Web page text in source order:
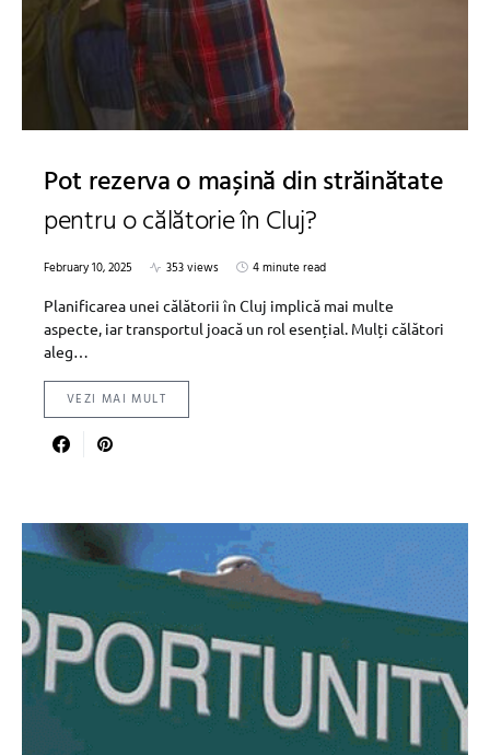
Pot rezerva o mașină din străinătate
pentru o călătorie în Cluj?
February 10, 2025 353 views
4 minute read
Planificarea unei călătorii în Cluj implică mai multe
aspecte, iar transportul joacă un rol esențial. Mulți călători
aleg…
VEZI MAI MULT